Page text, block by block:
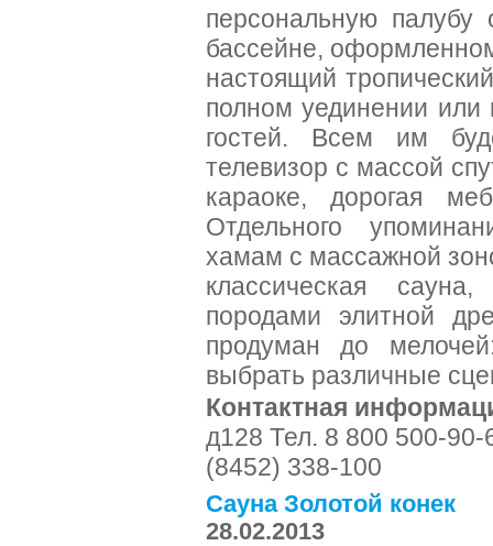
персональную палубу
бассейне,
настоящий
полном уединении или
гостей. Всем им
телевизор с массой
караоке, дорогая
Отдельного
хамам с массажной
классическая
породами элитной
продуман до
выбрать различные
Контактная
д128 Тел. 8 800 500-
(8452) 338-100
Сауна Золотой конек
28.02.2013